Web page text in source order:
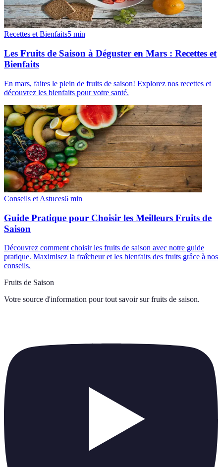
Recettes et Bienfaits5 min
Les Fruits de Saison à Déguster en Mars : Recettes et
Bienfaits
En mars, faites le plein de fruits de saison! Explorez nos recettes et
découvrez les bienfaits pour votre santé.
Conseils et Astuces6 min
Guide Pratique pour Choisir les Meilleurs Fruits de
Saison
Découvrez comment choisir les fruits de saison avec notre guide
pratique. Maximisez la fraîcheur et les bienfaits des fruits grâce à nos
conseils.
Fruits de Saison
Votre source d'information pour tout savoir sur fruits de saison.